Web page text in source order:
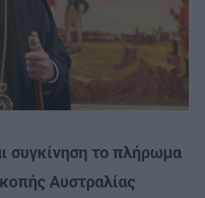
συγκίνηση το πλήρωμα
Αυστραλίας